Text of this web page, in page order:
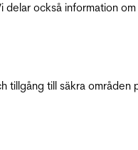
också information
tillgång till säkra